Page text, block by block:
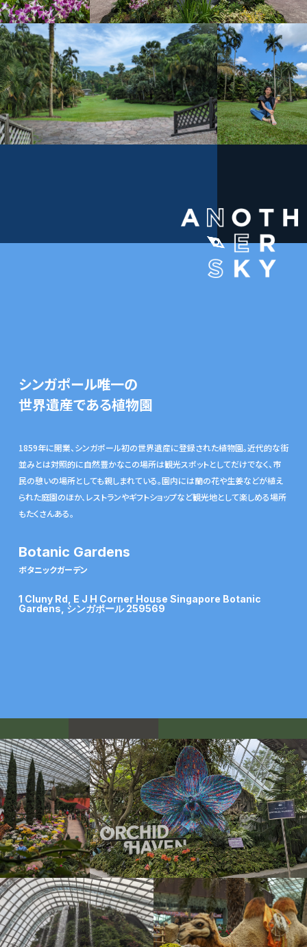
シンガポール唯一の
世界遺産である植物園
1859年に開業、シンガポール初の世界遺産に登録された植物園。近代的な街
並みとは対照的に自然豊かなこの場所は観光スポットとしてだけでなく、市
民の憩いの場所としても親しまれている。園内には蘭の花や生姜などが植え
られた庭園のほか、レストランやギフトショップなど観光地として楽しめる場所
もたくさんある。
Botanic Gardens
ボタニックガーデン
1 Cluny Rd, E J H Corner House Singapore Botanic
Gardens, シンガポール 259569